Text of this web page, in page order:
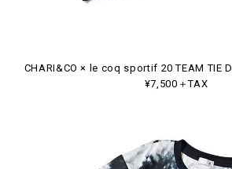
CHARI&CO × le coq sportif 20 TEAM TIE
¥7,500＋TAX